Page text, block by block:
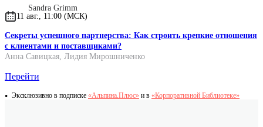
Sandra Grimm
11 авг., 11:00 (МСК)
Секреты успешного партнерства: Как строить крепкие отношения
с клиентами и поставщиками?
Анна Савицкая, Лидия Мирошниченко
Перейти
Эксклюзивно в подписке «Альпина.Плюс» и в «Корпоративной Библиотеке»